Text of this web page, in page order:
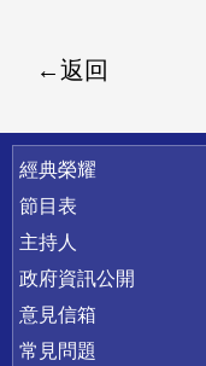
返回
快速連結
經典榮耀
節目表
主持人
政府資訊公開
意見信箱
常見問題